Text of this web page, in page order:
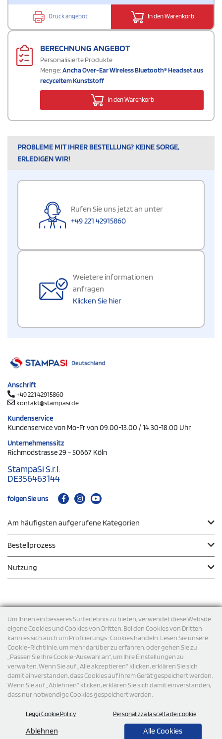
Um Ihnen ein besseres Surferlebnis zu bieten, verwendet diese Website
eigene Cookies und Cookies von Dritten. Bei den Cookies von Dritten
kann es sich auch um Profilierungs-Cookies handeln. Lesen Sie unsere
Cookie-Richtlinie, um mehr darüber zu erfahren, oder gehen Sie zu
„Passen Sie Ihre Cookie-Auswahl an“, um Ihre Einstellungen zu
verwalten. Wenn Sie auf „Alle akzeptieren“ klicken, erklären Sie sich
damit einverstanden, dass Cookies auf Ihrem Gerät gespeichert werden.
Wenn Sie auf „Ablehnen“ klicken, erklären Sie sich damit einverstanden,
dass nur notwendige Cookies gespeichert werden.
Leggi Cookie Policy Personalizza la scelta dei cookie
Ablehnen
Alle Cookies
Druck angebot In den Warenkorb
BERECHNUNG ANGEBOT
Personalisierte Produkte
Menge:Ancha Over-Ear Wireless Bluetooth® Headset aus
recyceltem Kunststoff
In den Warenkorb
PROBLEME MIT IHRER BESTELLUNG? KEINE SORGE,
ERLEDIGEN WIR!
Rufen Sie uns jetzt an unter
+49 221 42915860
Weietere informationen
anfragen
Klicken Sie hier
Anschrift
+49 221 42915860
kontakt@stampasi.de
Kundenservice
Kundenservice von Mo-Fr von 09.00-13.00 / 14.30-18.00 Uhr
Unternehmenssitz
Richmodstrasse 29 - 50667 Köln
StampaSi S.r.l.
DE356463144
folgen Sie uns
Am häufigsten aufgerufene Kategorien
Bestellprozess
Nutzung
Versand
© 2026 StampaSi s.r.l. ALLE RECHTE SIND VORBEHALTEN -
Steuernummer DE356463144